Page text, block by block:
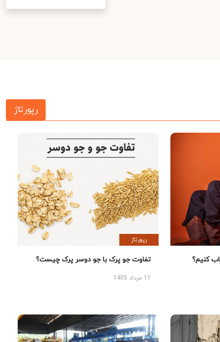
رپورتاژ
کنیم؟
رپورتاژ
تفاوت جو پرک با جو دوسر پرک چیست؟